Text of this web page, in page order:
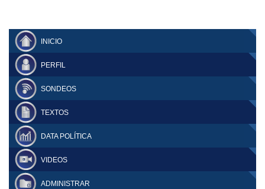
INICIO
PERFIL
SONDEOS
TEXTOS
DATA POLÍTICA
VIDEOS
ADMINISTRAR